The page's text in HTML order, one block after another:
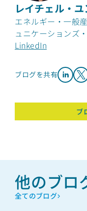
レイチェル・ユ
エネルギー・一般
ュニケーションズ
LinkedIn
ブログを共有
ブ
他のブロ
全てのブログ